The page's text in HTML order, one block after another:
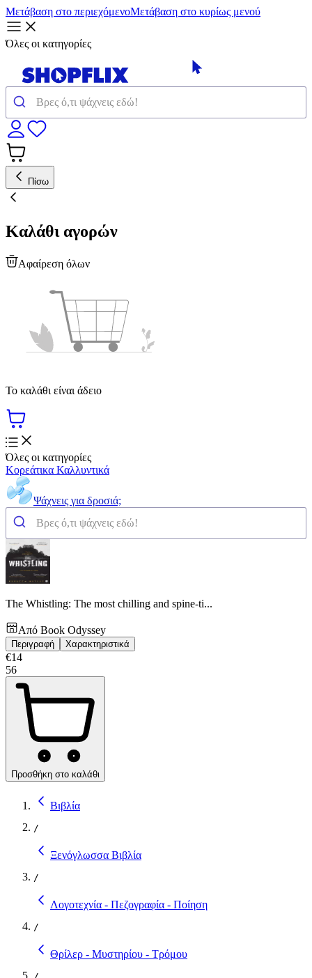
Μετάβαση στο περιεχόμενοΜετάβαση στο κυρίως μενού
Όλες οι κατηγορίες
Πίσω
Καλάθι αγορών
Αφαίρεση όλων
Το καλάθι είναι άδειο
Όλες οι κατηγορίες
Κορεάτικα Καλλυντικά
Ψάχνεις για δροσιά;
The Whistling: The most chilling and spine-ti...
Από Book Odyssey
Περιγραφή Χαρακτηριστικά
€14
56
Προσθήκη στο καλάθι
Βιβλία
/
Ξενόγλωσσα Βιβλία
/
Λογοτεχνία - Πεζογραφία - Ποίηση
/
Θρίλερ - Μυστηρίου - Τρόμου